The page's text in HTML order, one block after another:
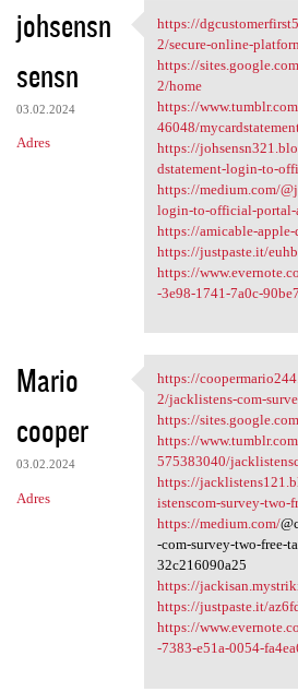
johsensn
sensn
03.02.2024
Adres
https://
https://
2/secure-online-
https://
2/home
https://
46048/
https://
dstatement-login-to-
https://medium.com/
login-to-official-portal-
https://amicable-
https://justpaste.it/
https://
-3e98-1741-7a0c-
Mario
cooper
03.02.2024
Adres
https://
https://
2/jacklistens-com-
https://
https://
575383040/
https://
istenscom-survey-two-
https://medium.com/
-com-survey-two-free-
32c216090a25
https://
https://justpaste.it/
https://
-7383-e51a-0054-